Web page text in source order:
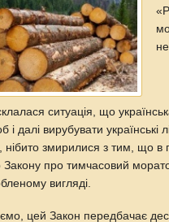
ситуація, що
і далі вирубувати українські
нібито змирилися з тим, що в
про тимчасовий
вигляді.
цей Закон передбачає